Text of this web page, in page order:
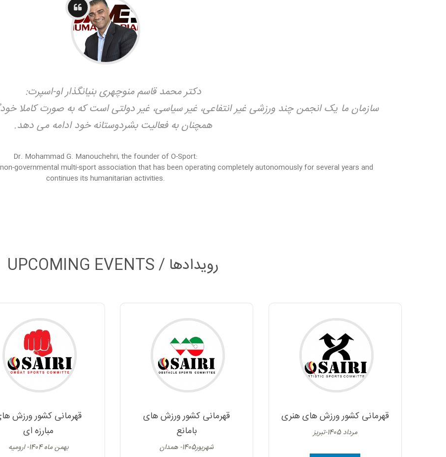
دکتر محمد قاسم منوچهری بنیانگذار او-اسپرت:
سازمان ما یک انجمن چند ورزشی غیر انتفاعی، غیر سیاسی، غیر دولتی است که به صورت کاملا
همچنان به فعالیت بشردوستانه خود ادامه می دهد.
Dr. Mohammad G. Manouchehri, the founder of O-Sport:
governmental multi-sport association that has been operating completely autonomously for several years and
continues its humanitarian activities.
UPCOMING EVENTS / رویدادها
قهرمانی کشور ورزش
مبارزه ای
بهمن ماه 1404- ارومیه
قهرمانی کشور ورزش های
بامانع
شهریور1405- همدان
قهرمانی کشور ورزش های هنری
مرداد 1405-تبریز